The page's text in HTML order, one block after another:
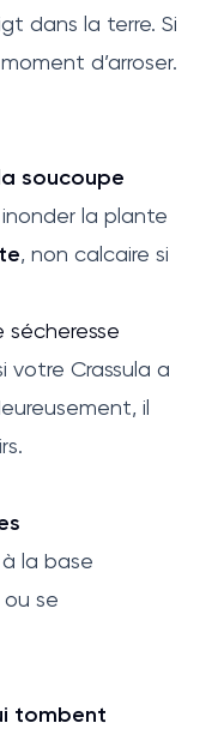
dans la terre. Si
d’arroser.
soucoupe
inonder la plante
, non calcaire si
sécheresse
votre Crassula a
il
la base
se
tombent